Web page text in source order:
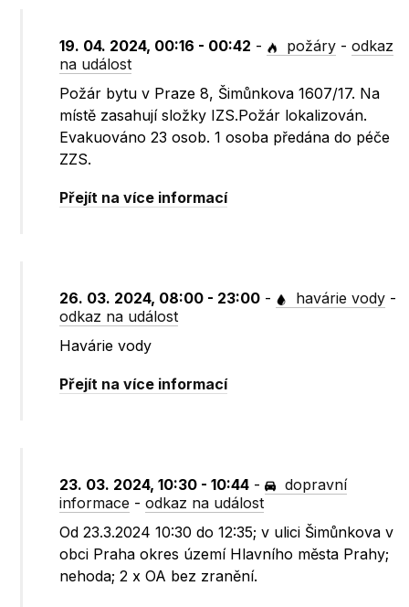
19. 04. 2024, 00:16 - 00:42 - požáry -odkaz
na událost
Požár bytu v Praze 8, Šimůnkova 1607/17. Na
místě zasahují složky IZS.Požár lokalizován.
Evakuováno 23 osob. 1 osoba předána do péče
ZZS.
Přejít na více informací
26. 03. 2024, 08:00 - 23:00 - havárie vody -
odkaz na událost
Havárie vody
Přejít na více informací
23. 03. 2024, 10:30 - 10:44 -
dopravní
informace -odkaz na událost
Od 23.3.2024 10:30 do 12:35; v ulici Šimůnkova v
obci Praha okres území Hlavního města Prahy;
nehoda; 2 x OA bez zranění.